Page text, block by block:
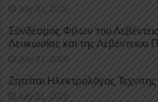
July 31, 2026
Σύνδεσμος Φίλων του
Λευκωσίας και της
July 31, 2026
Ζητείται Ηλεκτρολόγος Τεχνίτης
July 31, 2026